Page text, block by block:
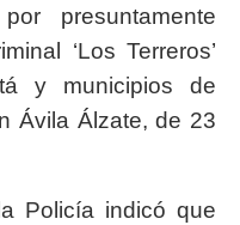
presuntamente
‘Los Terreros’
y municipios de
Ávila Álzate, de 23
Policía indicó que